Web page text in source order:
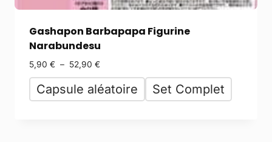
Gashapon Barbapapa Figurine
Narabundesu
5,90 € – 52,90 €
Capsule aléatoire Set Complet